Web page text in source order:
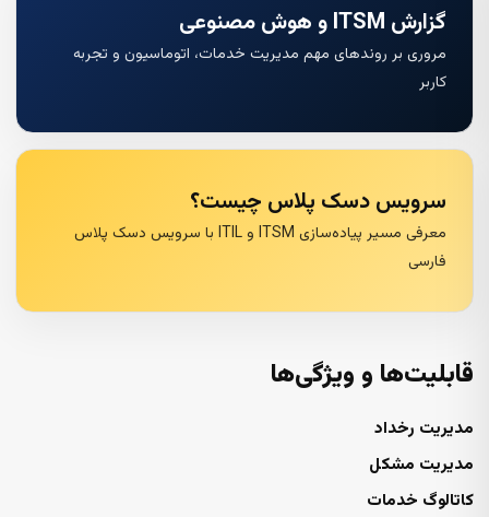
گزارش ITSM و هوش مصنوعی
مروری بر روندهای مهم مدیریت خدمات، اتوماسیون و تجربه
کاربر
سرویس دسک پلاس چیست؟
معرفی مسیر پیاده‌سازی ITSM و ITIL با سرویس دسک پلاس
فارسی
قابلیت‌ها و ویژگی‌ها
مدیریت رخداد
مدیریت مشکل
کاتالوگ خدمات